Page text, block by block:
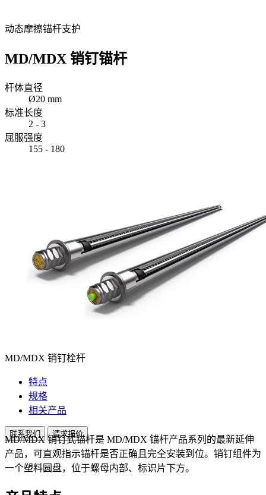
动态摩擦锚杆支护
MD/MDX 销钉锚杆
杆体直径
Ø20 mm
标准长度
2 - 3
屈服强度
155 - 180
MD/MDX 销钉栓杆
特点
规格
相关产品
联系我们 请求报价
MD/MDX 销钉式锚杆是 MD/MDX 锚杆产品系列的最新延伸
产品，可直观指示锚杆是否正确且完全安装到位。销钉组件为
一个塑料圆盘，位于螺母内部、标识片下方。